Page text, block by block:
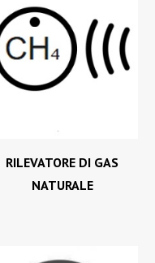
RILEVATORE DI GAS
NATURALE